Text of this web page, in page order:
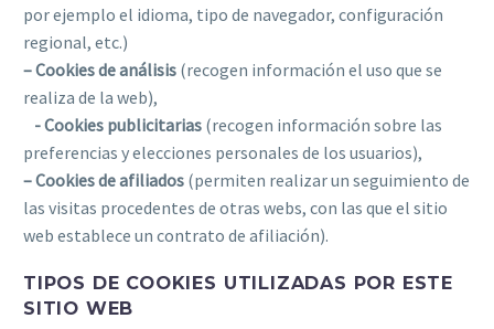
por ejemplo el idioma, tipo de navegador, configuración
regional, etc.)
– Cookies de análisis (recogen información el uso que se
realiza de la web),
- Cookies publicitarias (recogen información sobre las
preferencias y elecciones personales de los usuarios),
– Cookies de afiliados (permiten realizar un seguimiento de
las visitas procedentes de otras webs, con las que el sitio
web establece un contrato de afiliación).
TIPOS DE COOKIES UTILIZADAS POR ESTE
SITIO WEB